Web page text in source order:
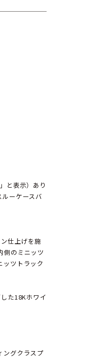
と表示）あり
ーケースバ
仕上げを施
側のミニッツ
ッツトラック
た18Kホワイ
ングクラスプ